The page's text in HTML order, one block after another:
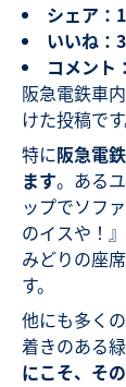
シェア：
いいね：
コメント
阪急電鉄車
けた投稿です
特に阪急電
ます。ある
ップでソフ
のイスや！
みどりの座
す。
他にも多く
着きのある
にこそ、そ